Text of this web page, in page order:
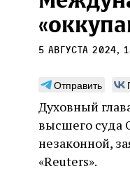
5 августа 2024,
Отправить
Духовный
высшего суда
незаконной,
«Reuters».
и
По мере